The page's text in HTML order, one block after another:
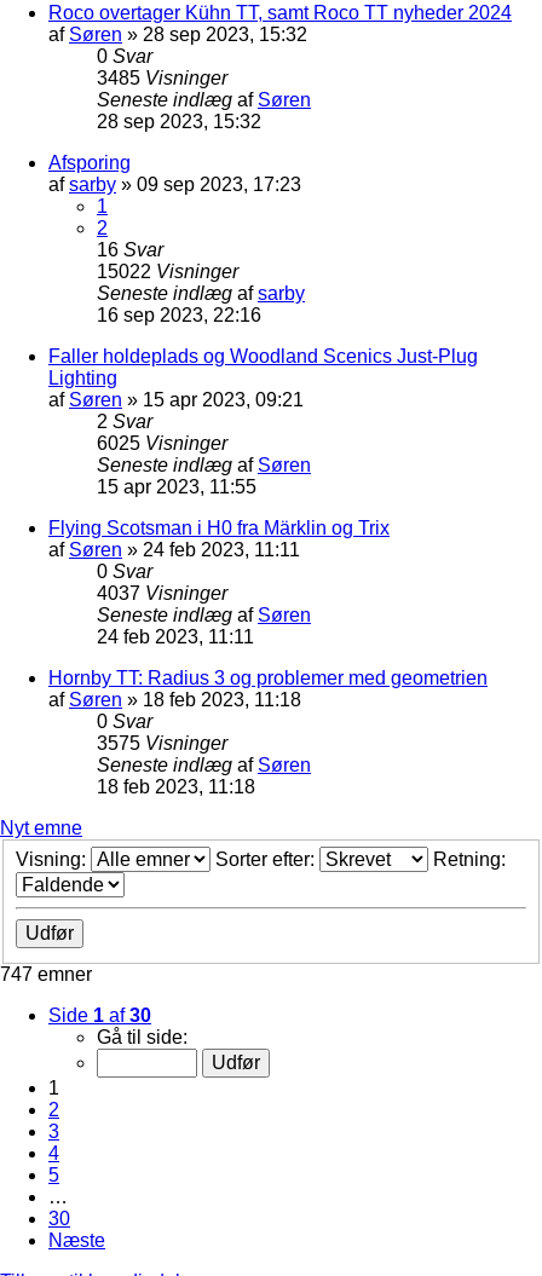
Roco overtager Kühn TT, samt Roco TT nyheder 2024
af Søren » 28 sep 2023, 15:32
0 Svar
3485 Visninger
Seneste indlæg af Søren
28 sep 2023, 15:32
Afsporing
afsarby » 09 sep 2023, 17:23
1
2
16 Svar
15022 Visninger
Seneste indlæg afsarby
16 sep 2023, 22:16
Faller holdeplads og Woodland Scenics Just-Plug
Lighting
af Søren » 15 apr 2023, 09:21
2 Svar
6025 Visninger
Seneste indlæg af Søren
15 apr 2023, 11:55
Flying Scotsman i H0 fra Märklin og Trix
af Søren » 24 feb 2023, 11:11
0 Svar
4037 Visninger
Seneste indlæg af Søren
24 feb 2023, 11:11
Hornby TT: Radius 3 og problemer med geometrien
af Søren » 18 feb 2023, 11:18
0 Svar
3575 Visninger
Seneste indlæg af Søren
18 feb 2023, 11:18
Nyt emne
Visning:
Sorter efter: Retning:
747 emner
Side 1 af30
Gå til side:
1
2
3
4
5
…
30
Næste